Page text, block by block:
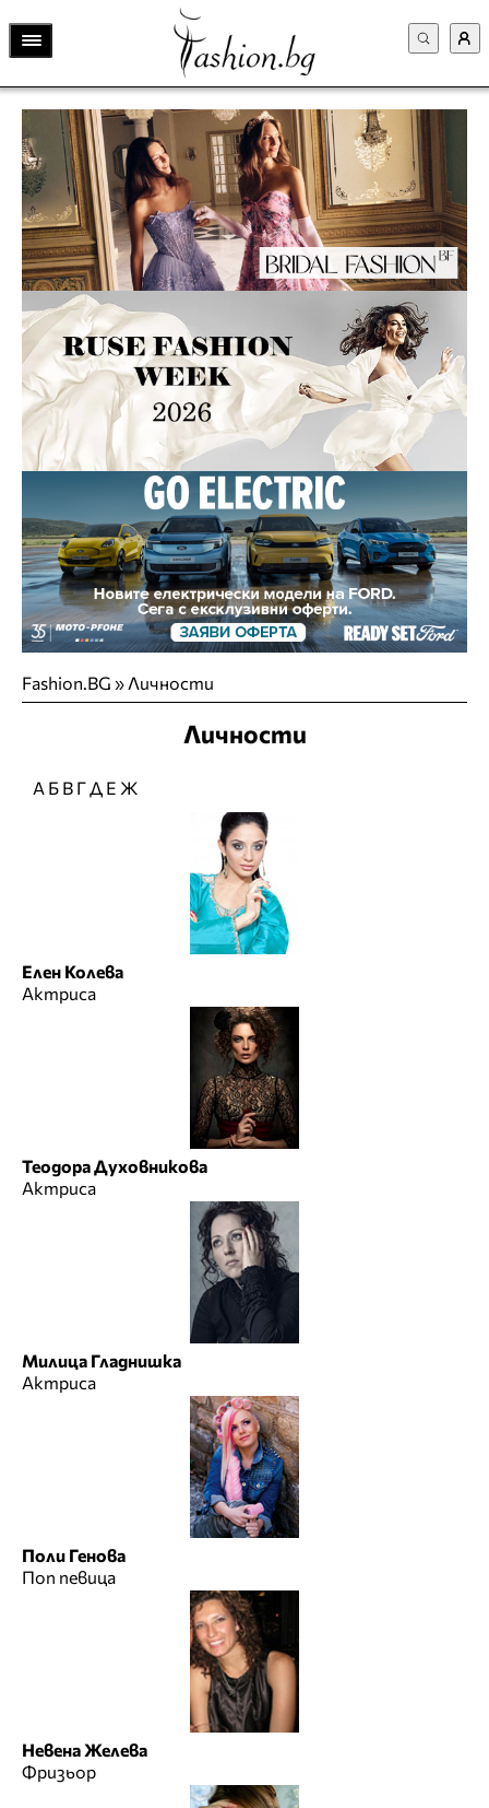
Fashion.BG » Личности
Личности
А Б В ГД Е Ж
Елен Колева
Актриса
Теодора Духовникова
Актриса
Милица Гладнишка
Актриса
Поли Генова
Поп певица
Невена Желева
Фризьор